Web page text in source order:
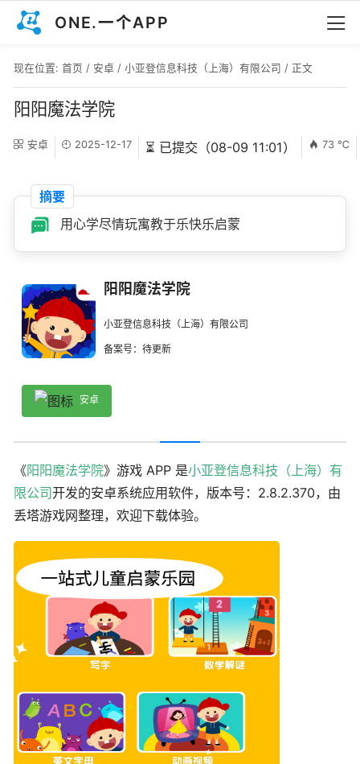
ONE.一个APP
现在位置: 首页 / 安卓 / 小亚登信息科技（上海）有限公司 / 正文
阳阳魔法学院
安卓 2025-12-17 ⏳ 已提交（08-09 11:01） 73 ℃
摘要
用心学尽情玩寓教于乐快乐启蒙
阳阳魔法学院
小亚登信息科技（上海）有限公司
备案号：待更新
安卓
《阳阳魔法学院》游戏 APP 是小亚登信息科技（上海）有
限公司开发的安卓系统应用软件，版本号：2.8.2.370，由
丢塔游戏网整理，欢迎下载体验。